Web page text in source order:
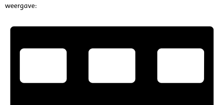
weergave: